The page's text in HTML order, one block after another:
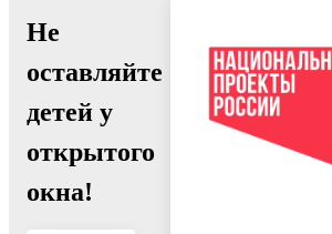
Не
оставляйте
детей у
открытого
окна!